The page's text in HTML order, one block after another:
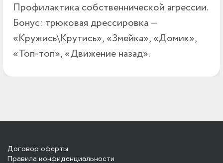
Профилактика собственнической агрессии.
Бонус: трюковая дрессировка —
«Кружись\Крутись», «Змейка», «Домик»,
«Топ-топ», «Движение назад».
Договор оферты
Правила конфиденциальности